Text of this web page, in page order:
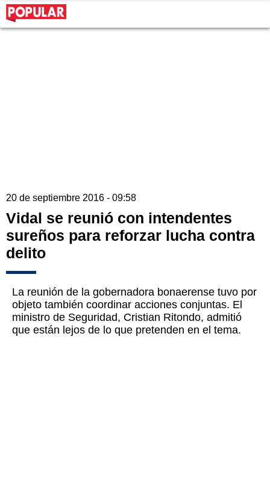
20 de septiembre 2016 - 09:58
Vidal se reunió con intendentes
sureños para reforzar lucha contra
delito
La reunión de la gobernadora bonaerense tuvo por
objeto también coordinar acciones conjuntas. El
ministro de Seguridad, Cristian Ritondo, admitió
que están lejos de lo que pretenden en el tema.